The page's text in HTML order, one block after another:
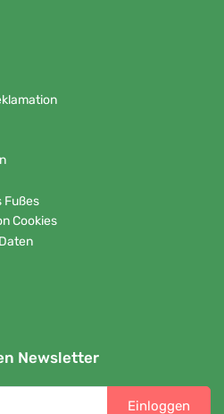
Fußes
Cookies
Newsletter
Einloggen